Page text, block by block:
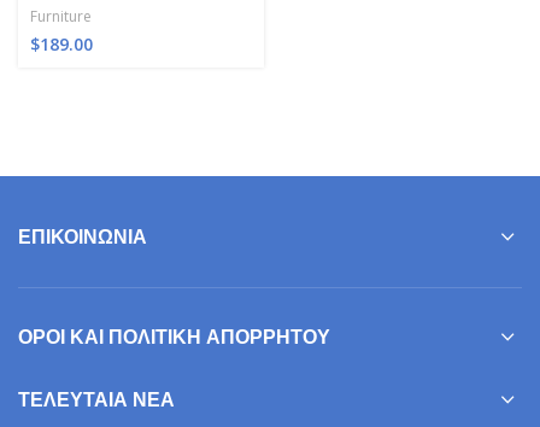
Furniture
$189.00
ΕΠΙΚΟΙΝΩΝΊΑ
ΌΡΟΙ ΚΑΙ ΠΟΛΙΤΙΚΉ ΑΠΟΡΡΉΤΟΥ
ΤΕΛΕΥΤΑΊΑ ΝΈΑ